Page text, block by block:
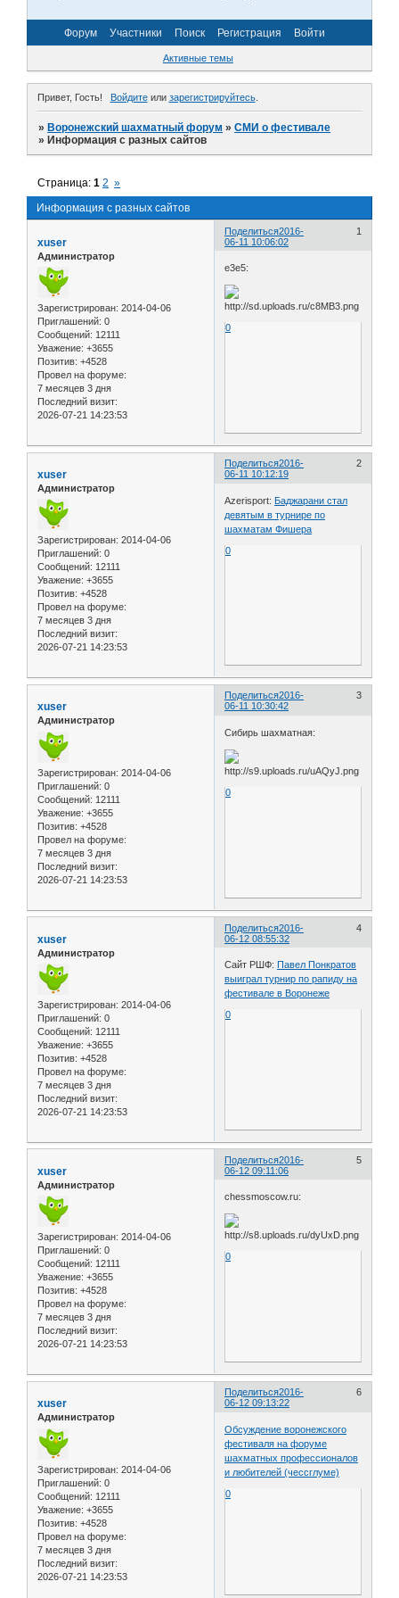
Форум Участники Поиск Регистрация Войти
Активные темы
Привет, Гость! Войдитеили зарегистрируйтесь.
»Воронежский шахматный форум »СМИ о фестивале
»Информация с разных сайтов
Информация с разных сайтов
Страница:1 2 »
Поделиться 1
2016-
06-11 10:06:02
xuser
Администратор
Зарегистрирован: 2014-04-06
Приглашений: 0
Сообщений: 12111
Уважение: +3655
Позитив: +4528
Провел на форуме:
7 месяцев 3 дня
Последний визит:
2026-07-21 14:23:53
e3e5:
0
Поделиться 2
2016-
06-11 10:12:19
xuser
Администратор
Зарегистрирован: 2014-04-06
Приглашений: 0
Сообщений: 12111
Уважение: +3655
Позитив: +4528
Провел на форуме:
7 месяцев 3 дня
Последний визит:
2026-07-21 14:23:53
Azerisport: Баджарани стал
девятым в турнире по
шахматам Фишера
0
Поделиться 3
2016-
06-11 10:30:42
xuser
Администратор
Зарегистрирован: 2014-04-06
Приглашений: 0
Сообщений: 12111
Уважение: +3655
Позитив: +4528
Провел на форуме:
7 месяцев 3 дня
Последний визит:
2026-07-21 14:23:53
Сибирь шахматная:
0
Поделиться 4
2016-
06-12 08:55:32
xuser
Администратор
Зарегистрирован: 2014-04-06
Приглашений: 0
Сообщений: 12111
Уважение: +3655
Позитив: +4528
Провел на форуме:
7 месяцев 3 дня
Последний визит:
2026-07-21 14:23:53
Сайт РШФ:Павел Понкратов
выиграл турнир по рапиду на
фестивале в Воронеже
0
Поделиться 5
2016-
06-12 09:11:06
xuser
Администратор
Зарегистрирован: 2014-04-06
Приглашений: 0
Сообщений: 12111
Уважение: +3655
Позитив: +4528
Провел на форуме:
7 месяцев 3 дня
Последний визит:
2026-07-21 14:23:53
chessmoscow.ru:
0
Поделиться 6
2016-
06-12 09:13:22
xuser
Администратор
Зарегистрирован: 2014-04-06
Приглашений: 0
Сообщений: 12111
Уважение: +3655
Позитив: +4528
Провел на форуме:
7 месяцев 3 дня
Последний визит:
2026-07-21 14:23:53
Обсуждение воронежского
фестиваля на форуме
шахматных профессионалов
и любителей (чессглуме)
0